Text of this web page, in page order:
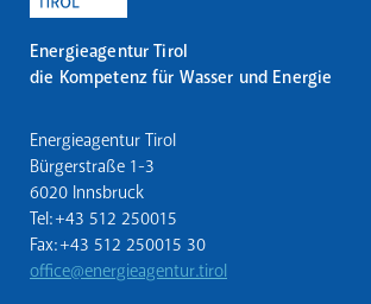
Energieagentur Tirol
die Kompetenz für Wasser und Energie
Energieagentur Tirol
Bürgerstraße 1-3
6020 Innsbruck
Tel: +43 512 250015
Fax: +43 512 250015 30
office@energieagentur.tirol